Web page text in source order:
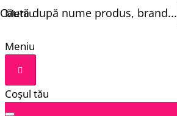
Meniu
Meniu
Coșul tău
Căută după nume produs, brand...